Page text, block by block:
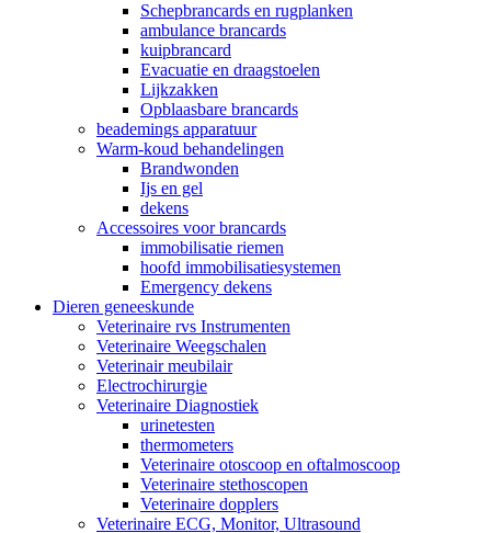
Schepbrancards en rugplanken
ambulance brancards
kuipbrancard
Evacuatie en draagstoelen
Lijkzakken
Opblaasbare brancards
beademings apparatuur
Warm-koud behandelingen
Brandwonden
Ijs en gel
dekens
Accessoires voor brancards
immobilisatie riemen
hoofd immobilisatiesystemen
Emergency dekens
Dieren geneeskunde
Veterinaire rvs Instrumenten
Veterinaire Weegschalen
Veterinair meubilair
Electrochirurgie
Veterinaire Diagnostiek
urinetesten
thermometers
Veterinaire otoscoop en oftalmoscoop
Veterinaire stethoscopen
Veterinaire dopplers
Veterinaire ECG, Monitor, Ultrasound